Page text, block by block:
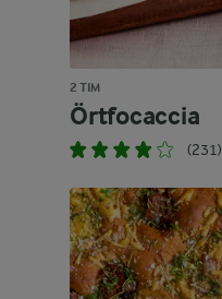
2 TIM
Örtfocaccia
(231)